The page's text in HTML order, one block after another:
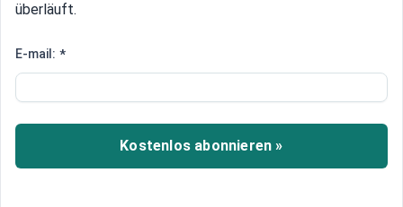
Russland kündigt signifikanten
Als Reaktion auf die Rückschläge in der Ukraine
baut Russland seine Streitkräfte deutlich aus -
sowohl quantitativ als auch qualitativ.
überläuft.
E-mail: *
Kostenlos abonnieren »